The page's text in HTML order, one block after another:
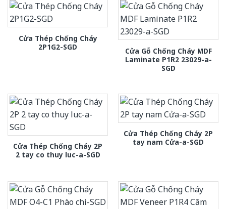
Cửa Thép Chống Cháy
2P1G2-SGD
Cửa Gỗ Chống Cháy MDF
Laminate P1R2 23029-a-
SGD
Cửa Thép Chống Cháy 2P
2 tay co thuy luc-a-SGD
Cửa Thép Chống Cháy 2P
tay nam Cửa-a-SGD